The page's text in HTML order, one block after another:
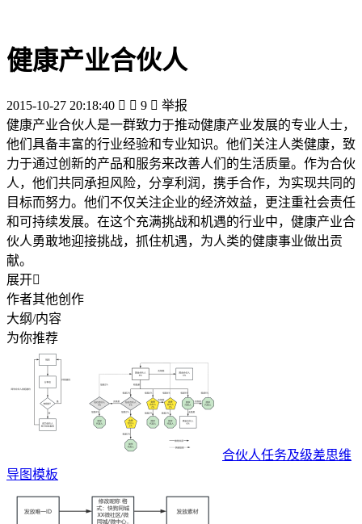
健康产业合伙人
2015-10-27 20:18:40   9  举报
健康产业合伙人是一群致力于推动健康产业发展的专业人士，
他们具备丰富的行业经验和专业知识。他们关注人类健康，致
力于通过创新的产品和服务来改善人们的生活质量。作为合伙
人，他们共同承担风险，分享利润，携手合作，为实现共同的
目标而努力。他们不仅关注企业的经济效益，更注重社会责任
和可持续发展。在这个充满挑战和机遇的行业中，健康产业合
伙人勇敢地迎接挑战，抓住机遇，为人类的健康事业做出贡
献。
展开
作者其他创作
大纲/内容
为你推荐
合伙人任务及级差思维
导图模板